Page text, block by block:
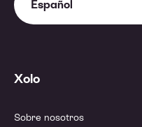
Español
Xolo
Sobre nosotros